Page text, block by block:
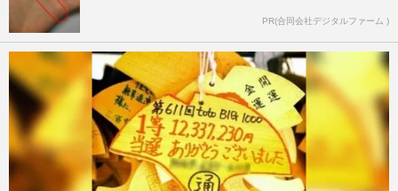
PR(合同会社デジタルファーム )